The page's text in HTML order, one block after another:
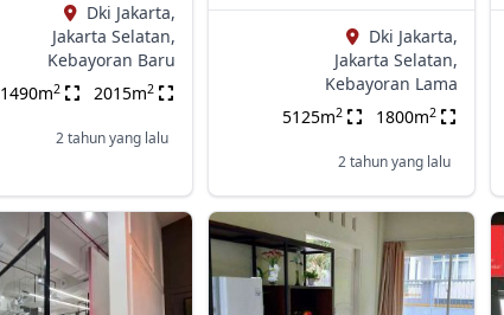
Dki Jakarta,
Jakarta Selatan,
Kebayoran Baru
1490m2 2015m2
2 tahun yang lalu
Dki Jakarta,
Jakarta Selatan,
Kebayoran Lama
5125m2 1800m2
2 tahun yang lalu